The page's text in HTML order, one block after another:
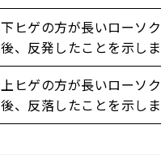
下ヒゲの方が長いローソ
後、反発したことを示しま
上ヒゲの方が長いローソ
後、反落したことを示しま